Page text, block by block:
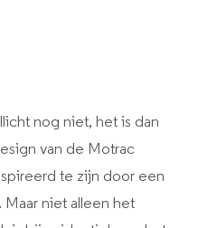
nog niet, het is dan
van de Motrac
te zijn door een
niet alleen het